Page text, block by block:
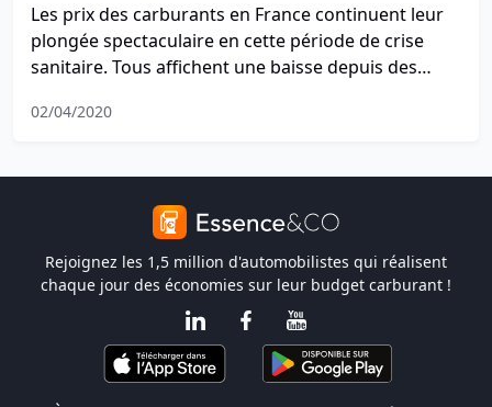
Les prix des carburants en France continuent leur
plongée spectaculaire en cette période de crise
sanitaire. Tous affichent une baisse depuis des
02/04/2020
Rejoignez les 1,5 million d'automobilistes qui réalisent
chaque jour des économies sur leur budget carburant !